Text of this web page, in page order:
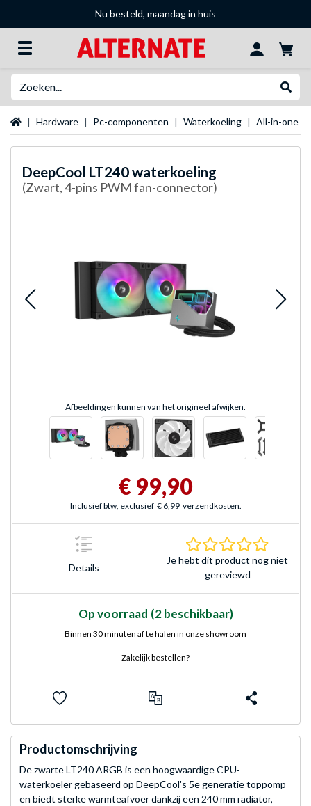
Nu besteld, maandag in huis
Startpagina
Hardware Pc-componenten Waterkoeling All-in-one
DeepCool LT240 waterkoeling
(Zwart, 4-pins PWM fan-connector)
Afbeeldingen kunnen van het origineel afwijken.
€ 99,90
Inclusief btw, exclusief € 6,99 verzendkosten.
Details
Je hebt dit product nog niet
gereviewd
Op voorraad (2 beschikbaar)
Binnen 30 minuten af te halen in onze showroom
Zakelijk bestellen?
Productomschrijving
De zwarte LT240 ARGB is een hoogwaardige CPU-
waterkoeler gebaseerd op DeepCool's 5e generatie toppomp
en biedt sterke warmteafvoer dankzij een 240 mm radiator,